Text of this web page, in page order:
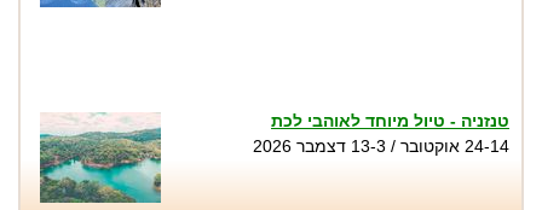
טנזניה - טיול מיוחד לאוהבי לכת
24-14 אוקטובר / 13-3 דצמבר 2026